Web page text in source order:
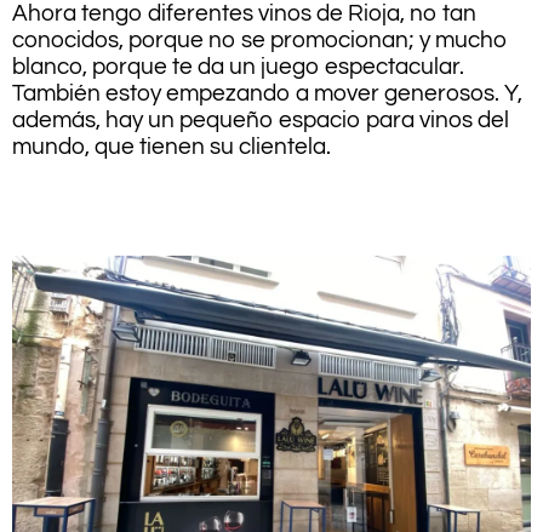
Ahora tengo diferentes vinos de Rioja, no tan
conocidos, porque no se promocionan; y mucho
blanco, porque te da un juego espectacular.
También estoy empezando a mover generosos. Y,
además, hay un pequeño espacio para vinos del
mundo, que tienen su clientela.